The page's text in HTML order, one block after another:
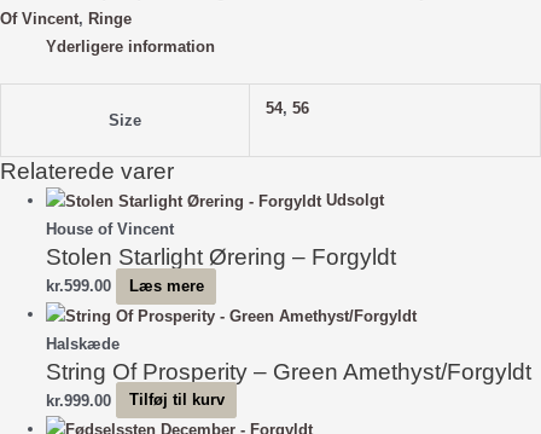
Pink
Amethyst
Of Vincent, Ringe
Yderligere information
Size
54, 56
Relaterede varer
Udsolgt
House of Vincent
Stolen Starlight Ørering – Forgyldt
kr.599.00 Læs mere
Halskæde
String Of Prosperity – Green Amethyst/Forgyldt
kr.999.00 Tilføj til kurv